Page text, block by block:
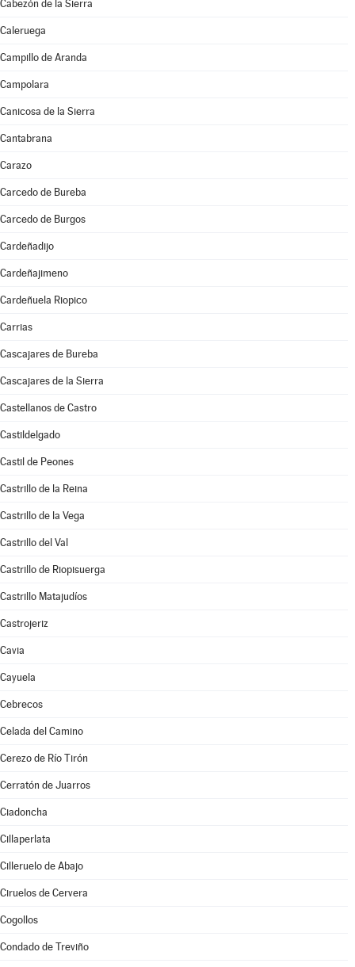
Cabezón de la Sierra
Caleruega
Campillo de Aranda
Campolara
Canicosa de la Sierra
Cantabrana
Carazo
Carcedo de Bureba
Carcedo de Burgos
Cardeñadijo
Cardeñajimeno
Cardeñuela Riopico
Carrias
Cascajares de Bureba
Cascajares de la Sierra
Castellanos de Castro
Castildelgado
Castil de Peones
Castrillo de la Reina
Castrillo de la Vega
Castrillo del Val
Castrillo de Riopisuerga
Castrillo Matajudíos
Castrojeriz
Cavia
Cayuela
Cebrecos
Celada del Camino
Cerezo de Río Tirón
Cerratón de Juarros
Ciadoncha
Cillaperlata
Cilleruelo de Abajo
Ciruelos de Cervera
Cogollos
Condado de Treviño